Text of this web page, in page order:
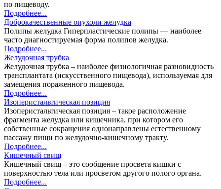
по пищеводу.
Подробнее...
Доброкачественные опухоли желудка
Полипы желудка Гиперпластические полипы — наиболее
часто диагностируемая форма полипов желудка.
Подробнее...
Желудочная трубка
Желудочная трубка – наиболее физиологичная разновидность
трансплантата (искусственного пищевода), используемая для
замещения пораженного пищевода.
Подробнее...
Изоперистальтическая позиция
Изоперистальтическая позиция – такое расположение
фрагмента желудка или кишечника, при котором его
собственные сокращения однонаправлены естественному
пассажу пищи по желудочно-кишечному тракту.
Подробнее...
Кишечный свищ
Кишечный свищ – это сообщение просвета кишки с
поверхностью тела или просветом другого полого органа.
Подробнее...